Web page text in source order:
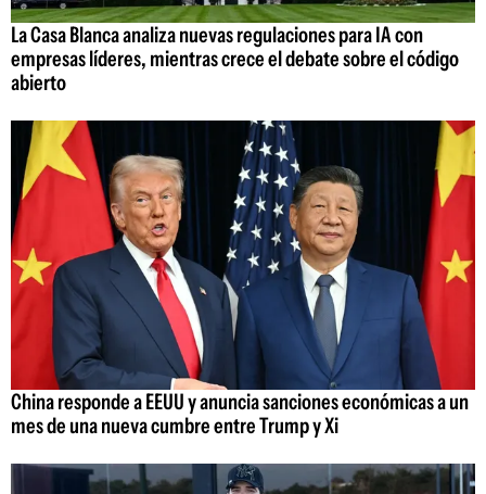
La Casa Blanca analiza nuevas regulaciones para IA con
empresas líderes, mientras crece el debate sobre el código
abierto
China responde a EEUU y anuncia sanciones económicas a un
mes de una nueva cumbre entre Trump y Xi